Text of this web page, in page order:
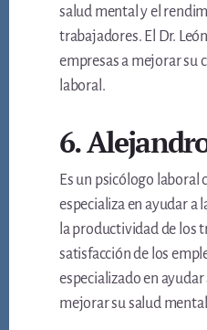
salud mental y el
trabajadores. El Dr.
empresas a mejorar su
laboral.
6.
Es un psicólogo laboral
especializa en ayudar a
la productividad de los
satisfacción de los
especializado en
mejorar su salud